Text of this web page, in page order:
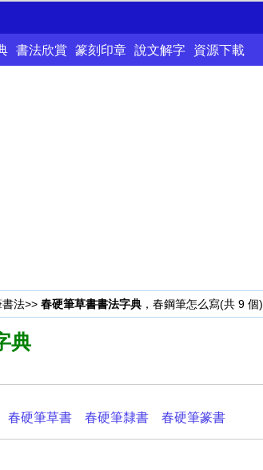
書法欣賞 篆刻印章 說文解字 資源下載
法>> 春硬筆草書書法字典，春鋼筆怎么寫(共 9 個)
典
春硬筆草書 春硬筆隸書 春硬筆篆書